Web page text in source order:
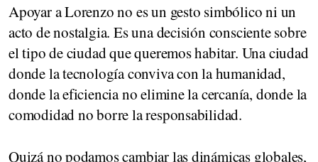
Apoyar a Lorenzo no es un gesto simbólico ni un
acto de nostalgia. Es una decisión consciente sobre
el tipo de ciudad que queremos habitar. Una ciudad
donde la tecnología conviva con la humanidad,
donde la eficiencia no elimine la cercanía, donde la
comodidad no borre la responsabilidad.
Quizá no podamos cambiar las dinámicas globales,